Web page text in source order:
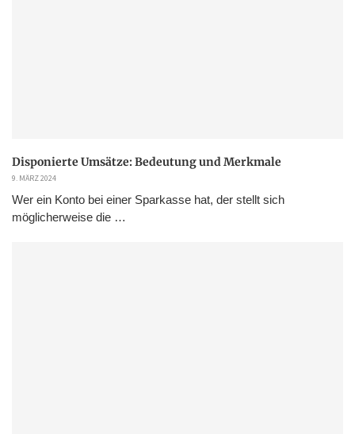
Disponierte Umsätze: Bedeutung und Merkmale
9. MÄRZ 2024
Wer ein Konto bei einer Sparkasse hat, der stellt sich
möglicherweise die …